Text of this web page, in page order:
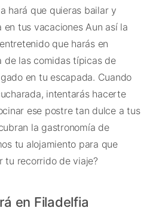
hará que quieras bailar y
en tus vacaciones Aun así la
que harás en
de las comidas típicas de
en tu escapada. Cuando
intentarás hacerte
ese postre tan dulce a tus
la gastronomía de
tu alojamiento para que
tu recorrido de viaje?
en Filadelfia